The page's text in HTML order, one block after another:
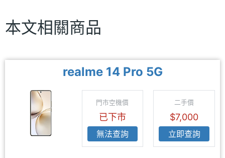
本文相關商品
realme 14 Pro 5G
門市空機價
已下市
無法查詢
二手價
$7,000
立即查詢